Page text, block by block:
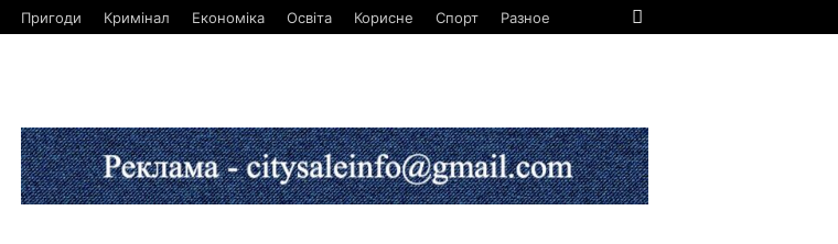
Пригоди Кримінал Економіка Освіта Корисне Спорт Разное